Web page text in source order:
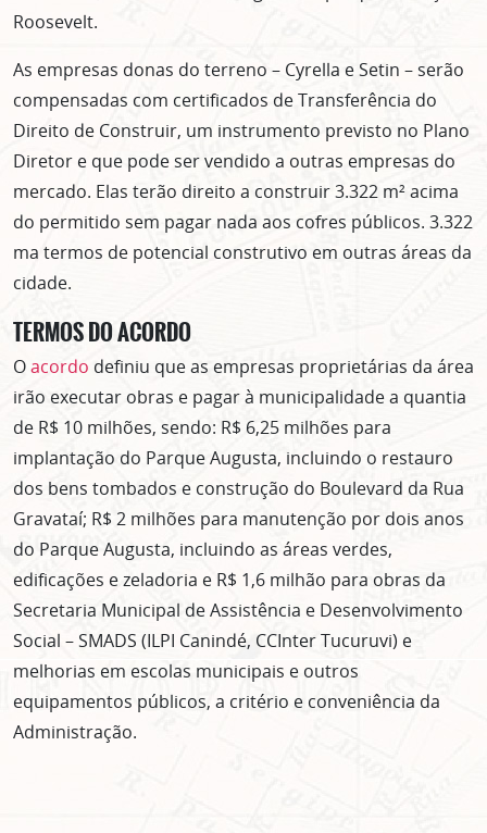
Roosevelt.
As empresas donas do terreno – Cyrella e Setin – serão
compensadas com certificados de Transferência do
Direito de Construir, um instrumento previsto no Plano
Diretor e que pode ser vendido a outras empresas do
mercado. Elas terão direito a construir 3.322 m² acima
do permitido sem pagar nada aos cofres públicos. 3.322
ma termos de potencial construtivo em outras áreas da
cidade.
TERMOS DO ACORDO
Oacordo definiu que as empresas proprietárias da área
irão executar obras e pagar à municipalidade a quantia
de R$ 10 milhões, sendo: R$ 6,25 milhões para
implantação do Parque Augusta, incluindo o restauro
dos bens tombados e construção do Boulevard da Rua
Gravataí; R$ 2 milhões para manutenção por dois anos
do Parque Augusta, incluindo as áreas verdes,
edificações e zeladoria e R$ 1,6 milhão para obras da
Secretaria Municipal de Assistência e Desenvolvimento
Social – SMADS (ILPI Canindé, CCInter Tucuruvi) e
melhorias em escolas municipais e outros
equipamentos públicos, a critério e conveniência da
Administração.